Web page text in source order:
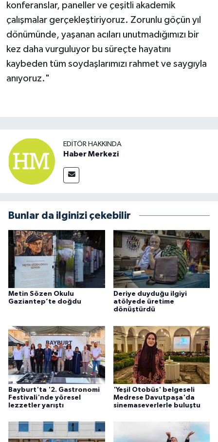
konferanslar, paneller ve çeşitli akademik
çalışmalar gerçekleştiriyoruz. Zorunlu göçün yıl
dönümünde, yaşanan acıları unutmadığımızı bir
kez daha vurguluyor bu süreçte hayatını
kaybeden tüm soydaşlarımızı rahmet ve saygıyla
anıyoruz."
EDITÖR HAKKINDA
Haber Merkezi
Bunlar da ilginizi çekebilir
Metin Sözen Okulu
Gaziantep’te doğdu
Deriye duyduğu ilgiyi
atölyede üretime
dönüştürdü
Bayburt'ta '2. Gastronomi
Festivali'nde yöresel
lezzetler yarıştı
'Yeşil Otobüs' belgeseli
Medrese Davutpaşa'da
sinemaseverlerle buluştu